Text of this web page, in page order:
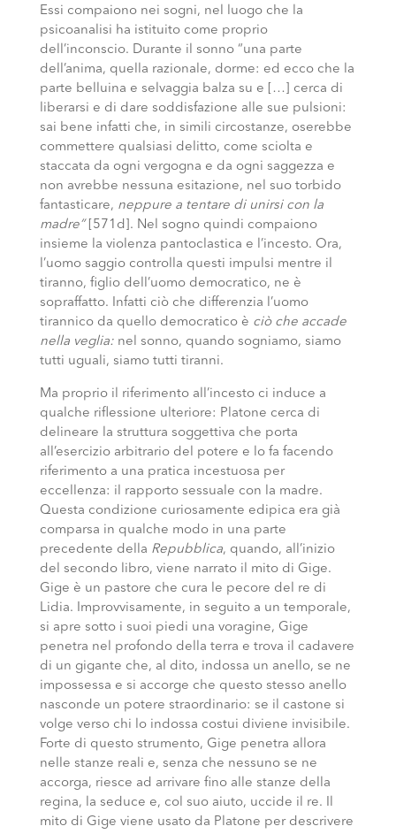
Essi compaiono nei sogni, nel luogo che la
psicoanalisi ha istituito come proprio
dell’inconscio. Durante il sonno “una parte
dell’anima, quella razionale, dorme: ed ecco che la
parte belluina e selvaggia balza su e […] cerca di
liberarsi e di dare soddisfazione alle sue pulsioni:
sai bene infatti che, in simili circostanze, oserebbe
commettere qualsiasi delitto, come sciolta e
staccata da ogni vergogna e da ogni saggezza e
non avrebbe nessuna esitazione, nel suo torbido
fantasticare, neppure a tentare di unirsi con la
madre” [571d]. Nel sogno quindi compaiono
insieme la violenza pantoclastica e l’incesto. Ora,
l’uomo saggio controlla questi impulsi mentre il
tiranno, figlio dell’uomo democratico, ne è
sopraffatto. Infatti ciò che differenzia l’uomo
tirannico da quello democratico è ciò che accade
nella veglia: nel sonno, quando sogniamo, siamo
tutti uguali, siamo tutti tiranni.
Ma proprio il riferimento all’incesto ci induce a
qualche riflessione ulteriore: Platone cerca di
delineare la struttura soggettiva che porta
all’esercizio arbitrario del potere e lo fa facendo
riferimento a una pratica incestuosa per
eccellenza: il rapporto sessuale con la madre.
Questa condizione curiosamente edipica era già
comparsa in qualche modo in una parte
precedente della Repubblica, quando, all’inizio
del secondo libro, viene narrato il mito di Gige.
Gige è un pastore che cura le pecore del re di
Lidia. Improvvisamente, in seguito a un temporale,
si apre sotto i suoi piedi una voragine, Gige
penetra nel profondo della terra e trova il cadavere
di un gigante che, al dito, indossa un anello, se ne
impossessa e si accorge che questo stesso anello
nasconde un potere straordinario: se il castone si
volge verso chi lo indossa costui diviene invisibile.
Forte di questo strumento, Gige penetra allora
nelle stanze reali e, senza che nessuno se ne
accorga, riesce ad arrivare fino alle stanze della
regina, la seduce e, col suo aiuto, uccide il re. Il
mito di Gige viene usato da Platone per descrivere